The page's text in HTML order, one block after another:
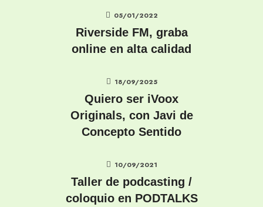
05/01/2022
Riverside FM, graba
online en alta calidad
18/09/2025
Quiero ser iVoox
Originals, con Javi de
Concepto Sentido
10/09/2021
Taller de podcasting /
coloquio en PODTALKS